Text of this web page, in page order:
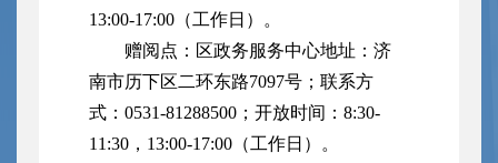
13:00-17:00（工作日）。
赠阅点：区政务服务中心地址：济
南市历下区二环东路7097号；联系方
式：0531-81288500；开放时间：8:30-
11:30，13:00-17:00（工作日）。